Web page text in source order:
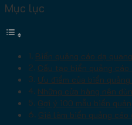
Mục lục
Biển quảng cáo dạ
Cấu tạo biển quảng cáo
Ưu điểm của biển
Những cửa hàng nên
Gợi ý 100 mẫu biển
Giá làm biển quảng